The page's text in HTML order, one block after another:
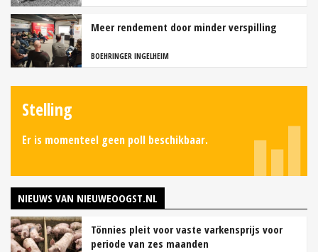
Meer rendement door minder verspilling
BOEHRINGER INGELHEIM
Stelling
Er is momenteel geen poll beschikbaar.
NIEUWS VAN NIEUWEOOGST.NL
Tönnies pleit voor vaste varkensprijs voor
periode van zes maanden